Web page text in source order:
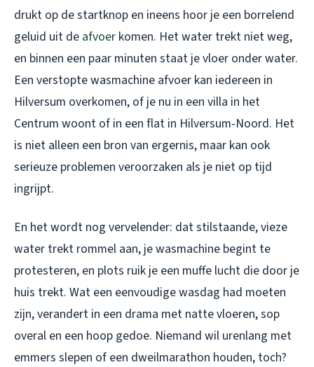
drukt op de startknop en ineens hoor je een borrelend
geluid uit de afvoer komen. Het water trekt niet weg,
en binnen een paar minuten staat je vloer onder water.
Een verstopte wasmachine afvoer kan iedereen in
Hilversum overkomen, of je nu in een villa in het
Centrum woont of in een flat in Hilversum-Noord. Het
is niet alleen een bron van ergernis, maar kan ook
serieuze problemen veroorzaken als je niet op tijd
ingrijpt.
En het wordt nog vervelender: dat stilstaande, vieze
water trekt rommel aan, je wasmachine begint te
protesteren, en plots ruik je een muffe lucht die door je
huis trekt. Wat een eenvoudige wasdag had moeten
zijn, verandert in een drama met natte vloeren, sop
overal en een hoop gedoe. Niemand wil urenlang met
emmers slepen of een dweilmarathon houden, toch?